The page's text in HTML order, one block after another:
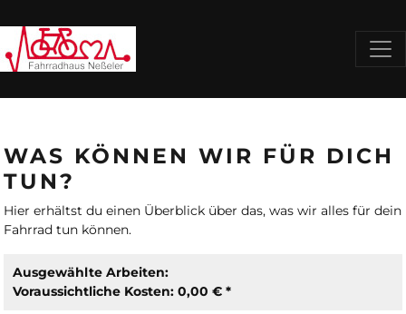
WAS KÖNNEN WIR FÜR DICH
TUN?
Hier erhältst du einen Überblick über das, was wir alles für dein
Fahrrad tun können.
Ausgewählte Arbeiten:
Voraussichtliche Kosten: 0,00 € *